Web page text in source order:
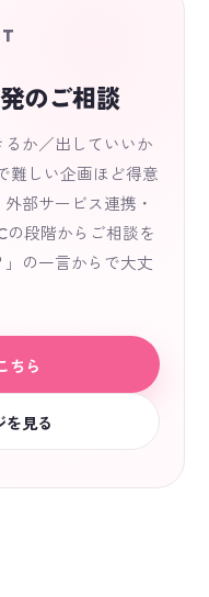
のご相談
るか／出していいか
しい企画ほど得意
部サービス連携・
段階からご相談を
の一言からで大丈
ちら
を見る